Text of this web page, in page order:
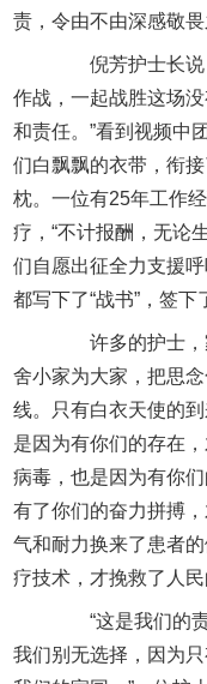
责，令由不由深感敬畏
倪芳护士长说
作战，一起战胜这场
和责任。”看到视频中
们白飘飘的衣带，衔
枕。一位有25年工作
疗，“不计报酬，无论
们自愿出征全力支援
都写下了“战书”，签下
许多的护士，
舍小家为大家，把思
线。只有白衣天使的
是因为有你们的存在
病毒，也是因为有你
有了你们的奋力拼搏
气和耐力换来了患者
疗技术，才挽救了人
“这是我们的责
我们别无选择，因为